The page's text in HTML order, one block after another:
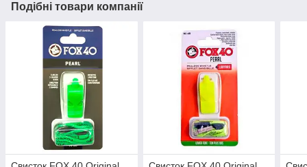
Подібні товари компанії